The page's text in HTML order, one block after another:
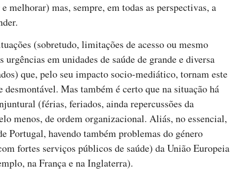
melhorar) mas, sempre, em todas as perspectivas, a
(sobretudo, limitações de acesso ou mesmo
urgências em unidades de saúde de grande e diversa
que, pelo seu impacto socio-mediático, tornam este
Mas também é certo que na situação há
(férias, feriados, ainda repercussões da
menos, de ordem organizacional. Aliás, no essencial,
Portugal, havendo também problemas do género
fortes serviços públicos de saúde) da União Europeia
na França e na Inglaterra).